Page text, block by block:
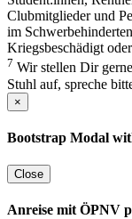
Clubmitglieder und
im
Kriegsbeschädigt
7 Wir stellen Dir
Stuhl auf, spreche
×
Bootstrap Modal
Close
Anreise mit ÖPNV